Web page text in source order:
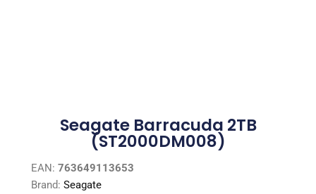
Seagate Barracuda 2TB
(ST2000DM008)
EAN:763649113653
Brand:Seagate